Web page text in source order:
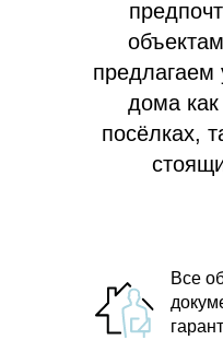
предлагаем
дома
посёлках,
Все